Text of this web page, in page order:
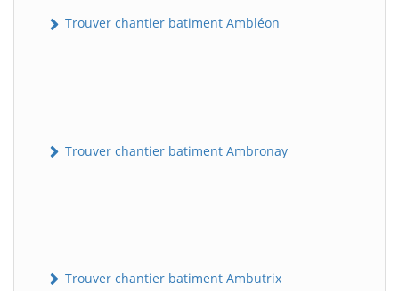
Trouver chantier batiment Ambléon
Trouver chantier batiment Ambronay
Trouver chantier batiment Ambutrix